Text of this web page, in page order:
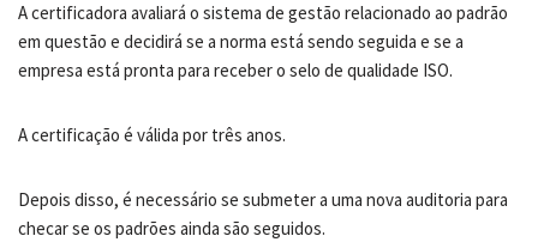
A certificadora avaliará o sistema de gestão relacionado ao padrão
em questão e decidirá se a norma está sendo seguida e se a
empresa está pronta para receber o selo de qualidade ISO.
A certificação é válida por três anos.
Depois disso, é necessário se submeter a uma nova auditoria para
checar se os padrões ainda são seguidos.